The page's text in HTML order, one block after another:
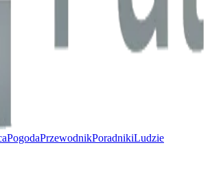
PogodaPrzewodnikPoradnikiLudzie